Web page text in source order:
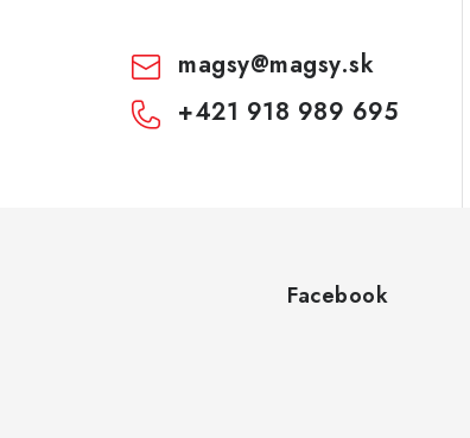
magsy@magsy.sk
+421 918 989 695
Facebook